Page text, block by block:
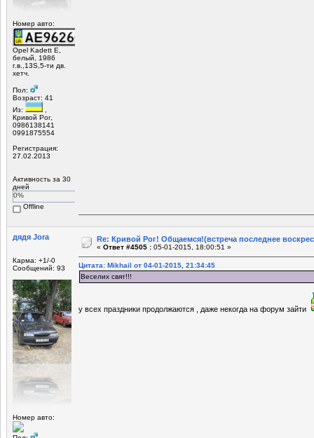
Номер авто:
Opel Kadett E,
белый, 1986
г.в.,13S,5-ти дв.
хетч.
Пол:
Возраст: 41
Из:
,
Кривой Рог,
0986138141
0991875554
Регистрация:
27.02.2013
Активность за 30
дней
0%
Offline
дядя Jora
Карма: +1/-0
Сообщений: 93
Номер авто:
Re: Кривой Рог! Общаемся!(встреча последнее
« Ответ #4505 : 05-01-2015, 18:00:51 »
Цитата: Mikhail от 04-01-2015, 21:34:45
Веселих свят!!!
у всех праздники продолжаются , даже некогда на форум зайти